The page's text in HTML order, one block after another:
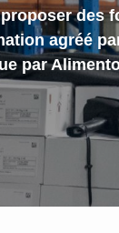
des
agréé
par